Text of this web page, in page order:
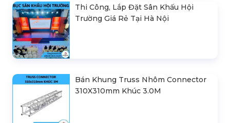
Thi Công, Lắp Đặt Sân Khấu Hội
Trường Giá Rẻ Tại Hà Nội
Bán Khung Truss Nhôm Connector
310X310mm Khúc 3.0M